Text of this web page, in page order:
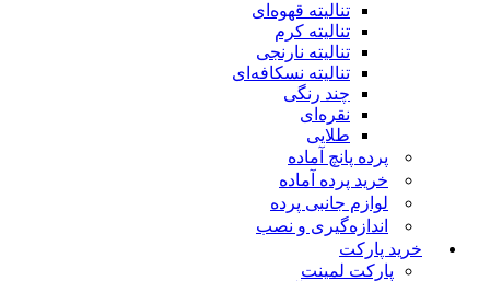
تنالیته قهوه‌ای
تنالیته کرم
تنالیته نارنجی
تنالیته نسکافه‌ای
چند رنگی
نقره‌ای
طلایی
پرده پانچ آماده
خرید پرده آماده
لوازم جانبی پرده
اندازه‌گیری و نصب
خرید پارکت
پارکت لمینت